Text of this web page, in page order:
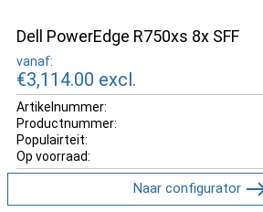
Dell PowerEdge R750xs 8x SFF
vanaf:
€3,114.00 excl.
Artikelnummer:
Productnummer:
Populairteit:
Op voorraad:
Naar configurator